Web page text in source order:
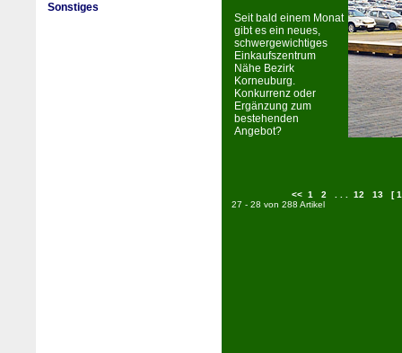
Sonstiges
Seit bald einem Monat
gibt es ein neues,
schwergewichtiges
Einkaufszentrum
Nähe Bezirk
Korneuburg.
Konkurrenz oder
Ergänzung zum
bestehenden
Angebot?
<< 1 2 12 13
[
27 - 28 von 288 Artikel